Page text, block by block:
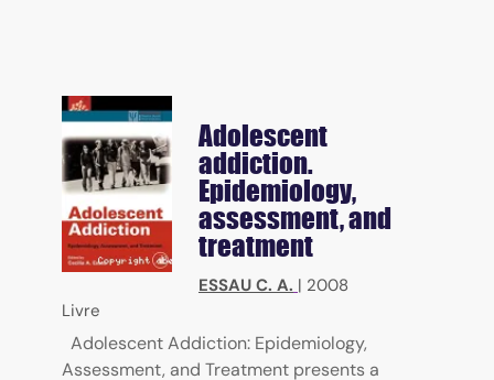
Adolescent
addiction.
Epidemiology,
assessment, and
treatment
ESSAU C. A. | 2008
Livre
Adolescent Addiction: Epidemiology,
Assessment, and Treatment presents a